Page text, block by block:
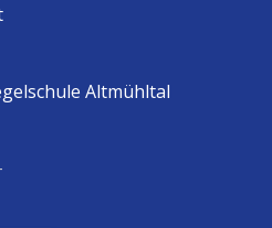
Altmühltal